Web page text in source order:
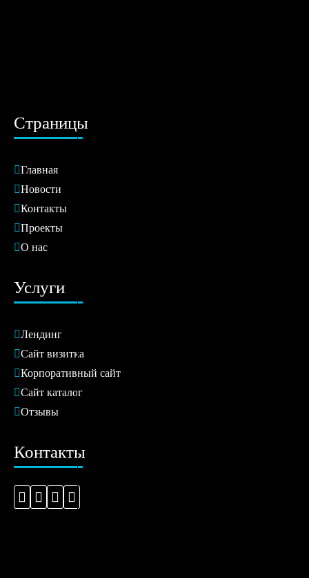
Страницы
Главная
Новости
Контакты
Проекты
О нас
Услуги
Лендинг
Сайт визитка
Корпоративный сайт
Сайт каталог
Отзывы
Контакты